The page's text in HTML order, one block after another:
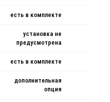
есть в комплекте
установка не
предусмотрена
есть в комплекте
дополнительная
опция